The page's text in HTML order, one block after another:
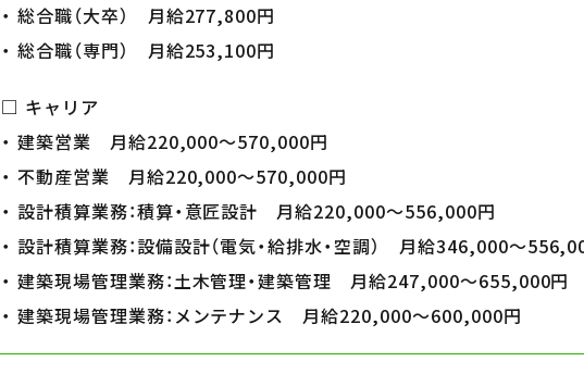
・ 総合職（大卒） 月給277,800円
・ 総合職（専門） 月給253,100円
□ キャリア
・ 建築営業 月給220,000～570,000円
・ 不動産営業 月給220,000～570,000円
・ 設計積算業務：積算・意匠設計月給220,000～556,000円
・ 設計積算業務：設備設計（電気・給排水・空調）月給346,000～
・ 建築現場管理業務：土木管理・建築管理月給247,000～655,000円
・ 建築現場管理業務： メンテナンス月給220,000～600,000円